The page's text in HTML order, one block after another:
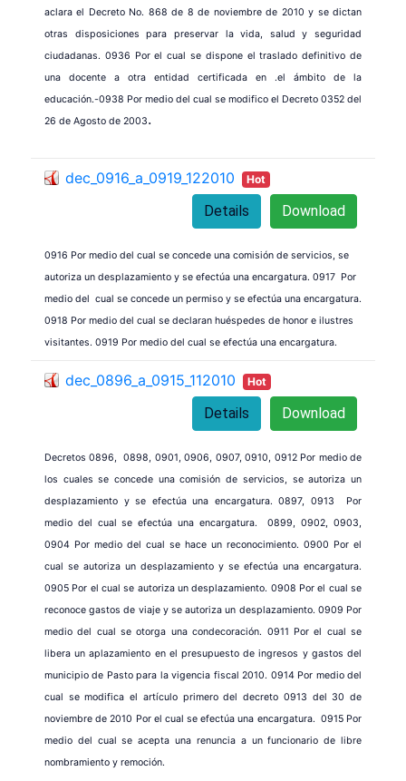
aclara el Decreto No. 868 de 8 de noviembre de 2010 y se dictan
otras disposiciones para preservar la vida, salud y seguridad
ciudadanas. 0936 Por el cual se dispone el traslado definitivo de
una docente a otra entidad certificada en .el ámbito de la
educación.-0938 Por medio del cual se modifico el Decreto 0352 del
26 de Agosto de 2003.
dec_0916_a_0919_122010 Hot
Download
Details
0916 Por medio del cual se concede una comisión de servicios, se
autoriza un desplazamiento y se efectúa una encargatura. 0917 Por
medio del cual se concede un permiso y se efectúa una encargatura.
0918 Por medio del cual se declaran huéspedes de honor e ilustres
visitantes. 0919 Por medio del cual se efectúa una encargatura.
dec_0896_a_0915_112010 Hot
Download
Details
Decretos 0896, 0898, 0901, 0906, 0907, 0910, 0912 Por medio de
los cuales se concede una comisión de servicios, se autoriza un
desplazamiento y se efectúa una encargatura. 0897, 0913 Por
medio del cual se efectúa una encargatura. 0899, 0902, 0903,
0904 Por medio del cual se hace un reconocimiento. 0900 Por el
cual se autoriza un desplazamiento y se efectúa una encargatura.
0905 Por el cual se autoriza un desplazamiento. 0908 Por el cual se
reconoce gastos de viaje y se autoriza un desplazamiento. 0909 Por
medio del cual se otorga una condecoración. 0911 Por el cual se
libera un aplazamiento en el presupuesto de ingresos y gastos del
municipio de Pasto para la vigencia fiscal 2010. 0914 Por medio del
cual se modifica el artículo primero del decreto 0913 del 30 de
noviembre de 2010 Por el cual se efectúa una encargatura. 0915 Por
medio del cual se acepta una renuncia a un funcionario de libre
nombramiento y remoción.